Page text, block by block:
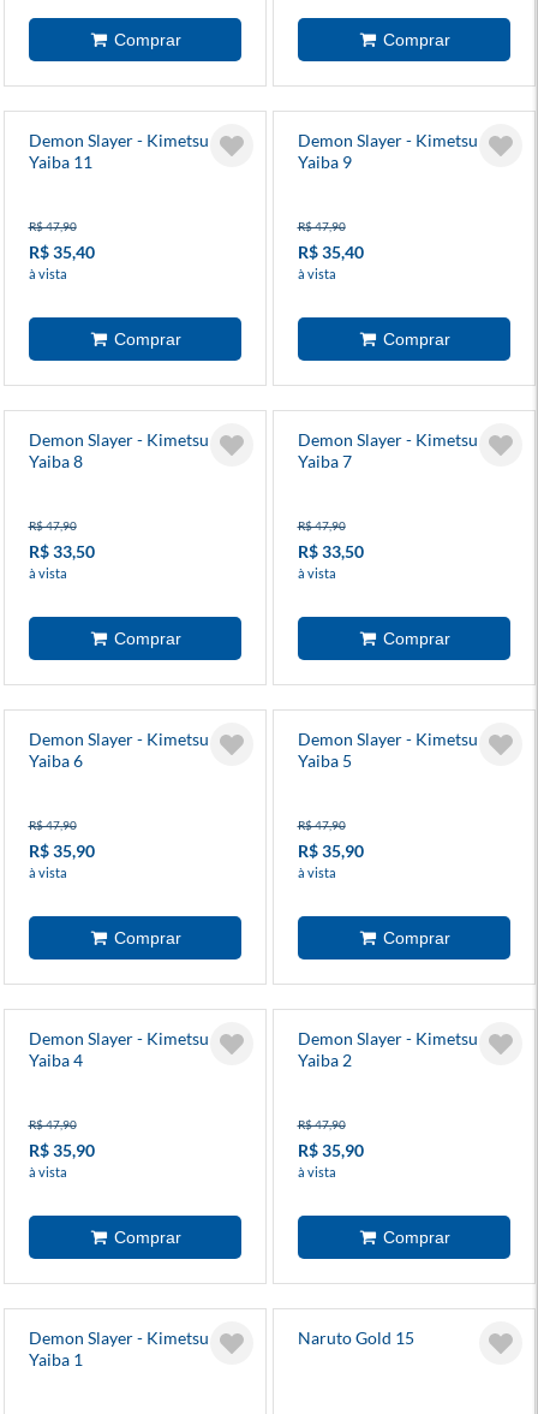
Demon Slayer - Kimetsu No
Yaiba 11
R$ 47,90
R$ 35,40
à vista
Demon Slayer - Kimetsu No
Yaiba 9
R$ 47,90
R$ 35,40
à vista
Demon Slayer - Kimetsu No
Yaiba 8
R$ 47,90
R$ 33,50
à vista
Demon Slayer - Kimetsu No
Yaiba 7
R$ 47,90
R$ 33,50
à vista
Demon Slayer - Kimetsu No
Yaiba 6
R$ 47,90
R$ 35,90
à vista
Demon Slayer - Kimetsu No
Yaiba 5
R$ 47,90
R$ 35,90
à vista
Demon Slayer - Kimetsu No
Yaiba 4
R$ 47,90
R$ 35,90
à vista
Demon Slayer - Kimetsu No
Yaiba 2
R$ 47,90
R$ 35,90
à vista
Demon Slayer - Kimetsu No
Yaiba 1
Naruto Gold 15